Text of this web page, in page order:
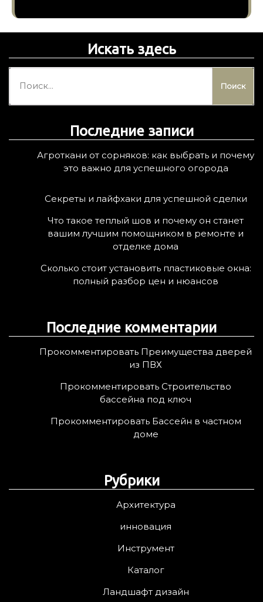
Искать здесь
й
Последние записи
Агроткани от сорняков: как выбрать и почему
это важно для успешного огорода
Секреты и лайфхаки для успешной сделки
Что такое теплый шов и почему он станет
вашим лучшим помощником в ремонте и
отделке дома
Сколько стоит установить пластиковые окна:
полный разбор цен и нюансов
Последние комментарии
Прокомментировать Преимущества дверей
из ПВХ
Прокомментировать Строительство
бассейна под ключ
Прокомментировать Бассейн в частном
доме
Рубрики
Архитектура
инновация
Инструмент
Каталог
Ландшафт дизайн